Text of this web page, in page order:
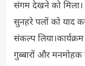
संगम देखने को मिला।
सुनहरे पलों को याद
संकल्प
गुब्बारों और मनमोहक